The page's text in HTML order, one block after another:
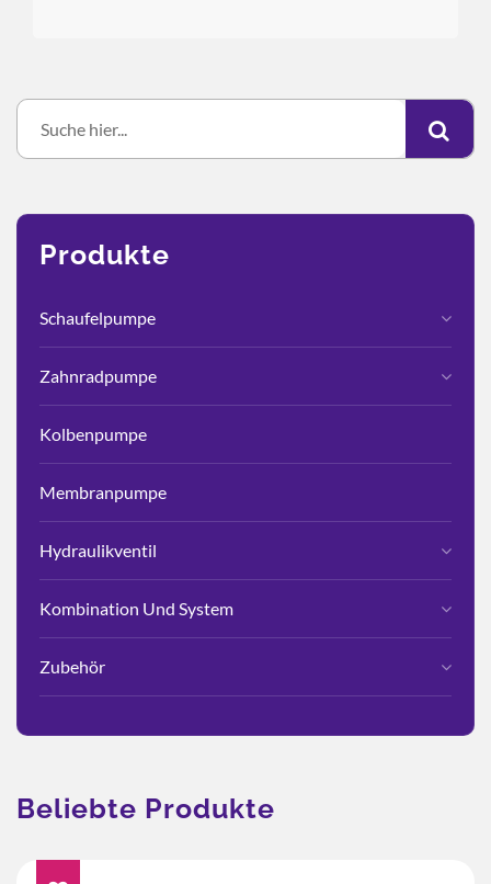
Produkte
Schaufelpumpe
Zahnradpumpe
Kolbenpumpe
Membranpumpe
Hydraulikventil
Kombination Und System
Zubehör
Beliebte Produkte